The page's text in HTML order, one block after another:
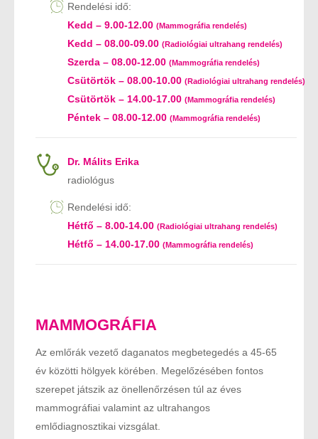
Rendelési idő:
Kedd – 9.00-12.00 (Mammográfia rendelés)
Kedd – 08.00-09.00 (Radiológiai ultrahang rendelés)
Szerda – 08.00-12.00 (Mammográfia rendelés)
Csütörtök – 08.00-10.00 (Radiológiai ultrahang rendelés)
Csütörtök – 14.00-17.00 (Mammográfia rendelés)
Péntek – 08.00-12.00 (Mammográfia rendelés)
Dr. Málits Erika
radiológus
Rendelési idő:
Hétfő – 8.00-14.00 (Radiológiai ultrahang rendelés)
Hétfő – 14.00-17.00 (Mammográfia rendelés)
MAMMOGRÁFIA
Az emlőrák vezető daganatos megbetegedés a 45-65
év közötti hölgyek körében. Megelőzésében fontos
szerepet játszik az önellenőrzésen túl az éves
mammográfiai valamint az ultrahangos
emlődiagnosztikai vizsgálat.